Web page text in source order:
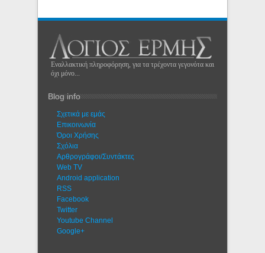
Εναλλακτική πληροφόρηση, για τα τρέχοντα γεγονότα και
όχι μόνο...
Blog info
Σχετικά με εμάς
Eπικοινωνία
Όροι Χρήσης
Σχόλια
Αρθρογράφοι/Συντάκτες
Web TV
Android application
RSS
Facebook
Twitter
Youtube Channel
Google+